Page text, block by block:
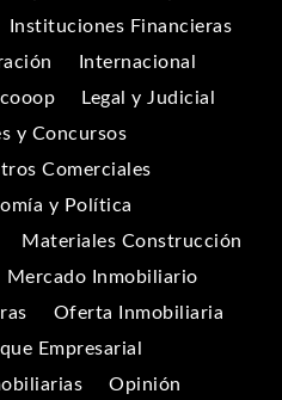
Instituciones Financieras
Internacional
Legal y Judicial
y Concursos
Comerciales
y Política
Materiales Construcción
Mercado Inmobiliario
Oferta Inmobiliaria
Empresarial
Opinión